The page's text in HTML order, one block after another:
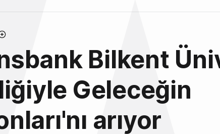
Bilkent
Geleceğin
arıyor